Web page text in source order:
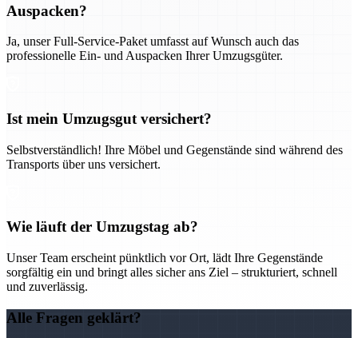
Auspacken?
Ja, unser Full-Service-Paket umfasst auf Wunsch auch das
professionelle Ein- und Auspacken Ihrer Umzugsgüter.
Ist mein Umzugsgut versichert?
Selbstverständlich! Ihre Möbel und Gegenstände sind während des
Transports über uns versichert.
Wie läuft der Umzugstag ab?
Unser Team erscheint pünktlich vor Ort, lädt Ihre Gegenstände
sorgfältig ein und bringt alles sicher ans Ziel – strukturiert, schnell
und zuverlässig.
Alle Fragen geklärt?